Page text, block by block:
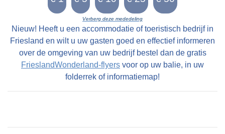
Verberg deze mededeling
Nieuw! Heeft u een accommodatie of toeristisch bedrijf in
Friesland en wilt u uw gasten goed en effectief informeren
over de omgeving van uw bedrijf bestel dan de gratis
FrieslandWonderland-flyers voor op uw balie, in uw
folderrek of informatiemap!